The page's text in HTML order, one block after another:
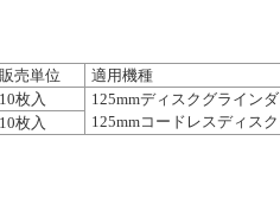
販売単位
適用機種
10枚入
125mmディスクグラインダ
125mmコードレスディス
10枚入